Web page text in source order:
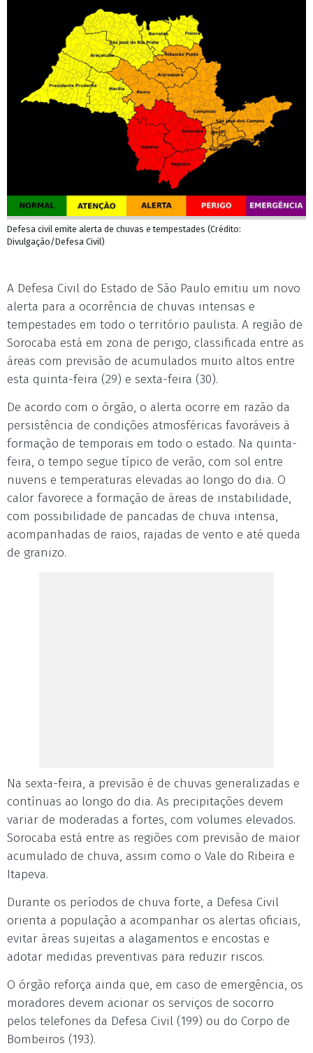
Defesa civil emite alerta de chuvas e tempestades (Crédito:
Divulgação/Defesa Civil)
A Defesa Civil do Estado de São Paulo emitiu um novo
alerta para a ocorrência de chuvas intensas e
tempestades em todo o território paulista. A região de
Sorocaba está em zona de perigo, classificada entre as
áreas com previsão de acumulados muito altos entre
esta quinta-feira (29) e sexta-feira (30).
De acordo com o órgão, o alerta ocorre em razão da
persistência de condições atmosféricas favoráveis à
formação de temporais em todo o estado. Na quinta-
feira, o tempo segue típico de verão, com sol entre
nuvens e temperaturas elevadas ao longo do dia. O
calor favorece a formação de áreas de instabilidade,
com possibilidade de pancadas de chuva intensa,
acompanhadas de raios, rajadas de vento e até queda
de granizo.
Na sexta-feira, a previsão é de chuvas generalizadas e
contínuas ao longo do dia. As precipitações devem
variar de moderadas a fortes, com volumes elevados.
Sorocaba está entre as regiões com previsão de maior
acumulado de chuva, assim como o Vale do Ribeira e
Itapeva.
Durante os períodos de chuva forte, a Defesa Civil
orienta a população a acompanhar os alertas oficiais,
evitar áreas sujeitas a alagamentos e encostas e
adotar medidas preventivas para reduzir riscos.
O órgão reforça ainda que, em caso de emergência, os
moradores devem acionar os serviços de socorro
pelos telefones da Defesa Civil (199) ou do Corpo de
Bombeiros (193).